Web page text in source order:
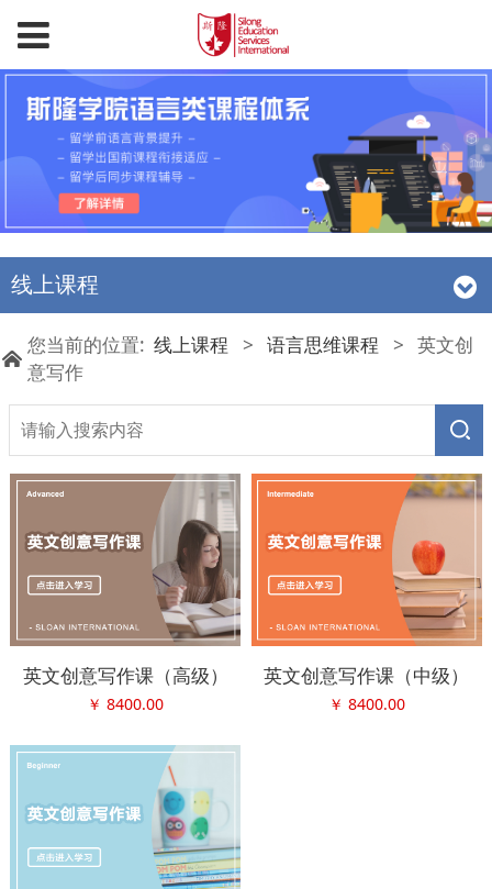
线上课程
您当前的位置: 线上课程 > 语言思维课程 > 英文创
意写作
英文创意写作课（高级）
￥ 8400.00
英文创意写作课（中级）
￥ 8400.00